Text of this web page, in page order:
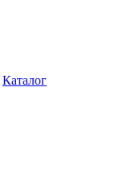
Каталог